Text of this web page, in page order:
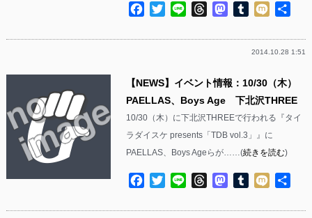
Facebook
TwitterLine ThreadsMastodon
Tumblr
Mixi
2014.10.28 1:51
【NEWS】イベント情報：10/30（木）
PAELLAS、Boys Age 下北沢THREE
10/30（木）に下北沢THREEで行われる『タイ
ラダイスケ presents「TDB vol.3」』に
PAELLAS、Boys Ageらが……(続きを読む)
Facebook
TwitterLine ThreadsMastodon
Tumblr
Mixi